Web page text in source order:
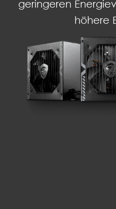
geringeren
höhere